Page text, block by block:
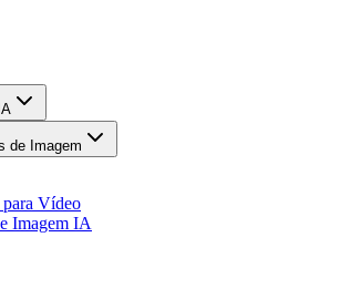
de Imagem
Vídeo
Imagem IA